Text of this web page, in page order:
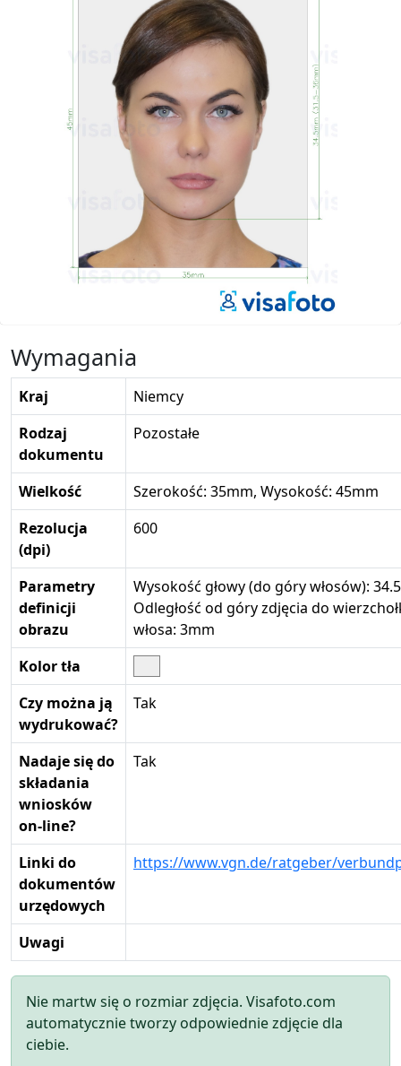
Wymagania
Kraj
Niemcy
Rodzaj
dokumentu
Pozostałe
Wielkość
Szerokość: 35mm, Wysokość: 45mm
Rezolucja
(dpi)
600
Parametry
definicji
obrazu
Wysokość głowy (do góry włosów):
Odległość od góry zdjęcia do
włosa: 3mm
Kolor tła
Czy można ją
wydrukować?
Tak
Nadaje się do
składania
wniosków
on-line?
Tak
Linki do
dokumentów
urzędowych
https://www.vgn.de/ratgeber/
Uwagi
Nie martw się o rozmiar zdjęcia. Visafoto.com
automatycznie tworzy odpowiednie zdjęcie dla
ciebie.